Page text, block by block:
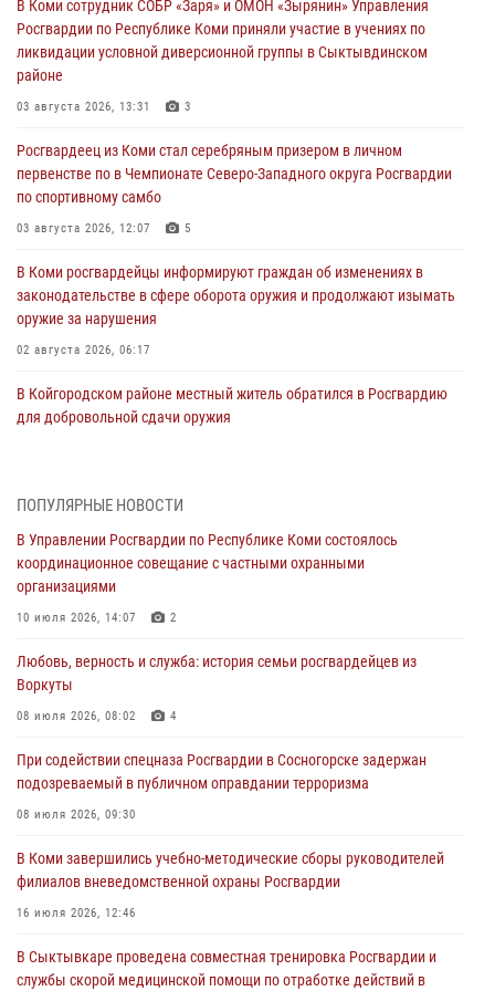
В Коми сотрудник СОБР «Заря» и ОМОН «Зырянин» Управления
Росгвардии по Республике Коми приняли участие в учениях по
ликвидации условной диверсионной группы в Сыктывдинском
районе
03 августа 2026, 13:31 3
Росгвардеец из Коми стал серебряным призером в личном
первенстве по в Чемпионате Северо-Западного округа Росгвардии
по спортивному самбо
03 августа 2026, 12:07 5
В Коми росгвардейцы информируют граждан об изменениях в
законодательстве в сфере оборота оружия и продолжают изымать
оружие за нарушения
02 августа 2026, 06:17
В Койгородском районе местный житель обратился в Росгвардию
для добровольной сдачи оружия
Росгвардии по Республике Коми лично проверил ДОЛ «Орленок»
31 июля 2026, 06:57 8
В Усинске росгвардейцы оперативно отработали план «Квартал»
30 июля 2026, 13:53
В Санкт-Петербурге прошел окружной этап ежегодного
Всероссийского конкурса профессионального мастерства среди
сотрудников вневедомственной охраны Росгвардии
В Сыктывкаре росгвардейцы приняли участие в молебне в рамках
Дня Крещения Руси и Дня святого равноапостольного князя
28 июля 2026, 13:32 8
В Коми за неделю росгвардейцами выявлено более 10
деятельности
26 июля 2026, 06:48
ПОПУЛЯРНЫЕ НОВОСТИ
В Управлении Росгвардии по Республике Коми состоялось
координационное совещание с частными охранными
организациями
10 июля 2026, 14:07 2
Любовь, верность и служба: история семьи росгвардейцев из
Воркуты
08 июля 2026, 08:02 4
При содействии спецназа Росгвардии в Сосногорске задержан
подозреваемый в публичном оправдании терроризма
08 июля 2026, 09:30
В Коми завершились учебно-методические сборы руководителей
филиалов вневедомственной охраны Росгвардии
16 июля 2026, 12:46
В Сыктывкаре проведена совместная тренировка Росгвардии и
службы скорой медицинской помощи по отработке действий в